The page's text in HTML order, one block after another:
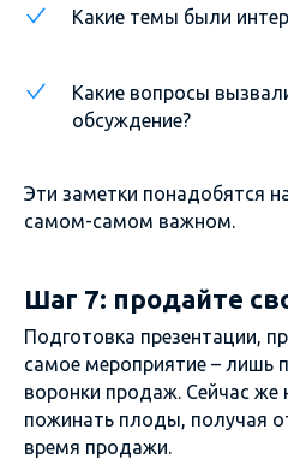
Какие темы были
Какие вопросы
обсуждение?
Эти заметки понадобятся
самом-самом важном.
Шаг 7: продайте
Подготовка презентации,
самое мероприятие – лишь
воронки продаж. Сейчас же
пожинать плоды, получая
время продажи.